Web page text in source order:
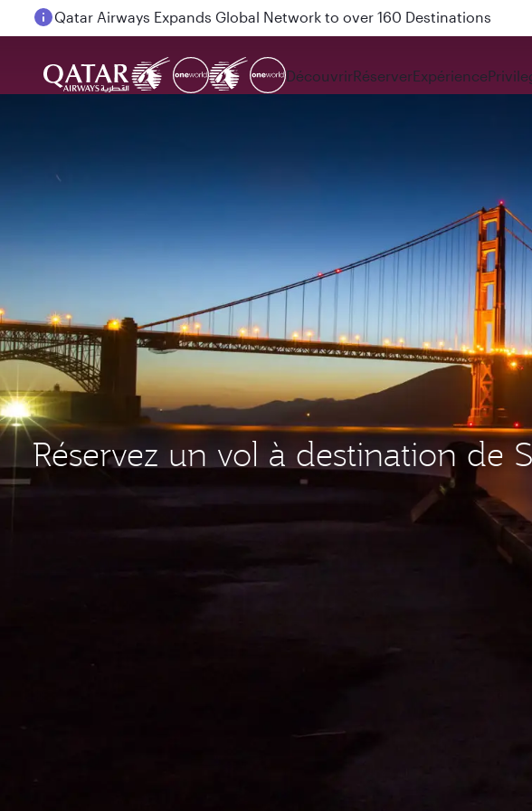
Passengers flying between Doha and Auckland on QR914 and QR915
DécouvrirRéserverExpérience
Réservez un vol à destination de